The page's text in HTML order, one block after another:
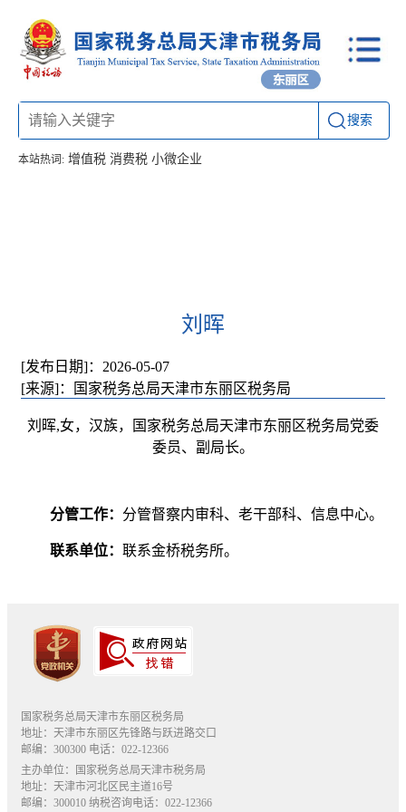
搜索
本站热词: 增值税 消费税 小微企业
刘晖
[发布日期]：2026-05-07
[来源]：国家税务总局天津市东丽区税务局
刘晖,女，汉族，国家税务总局天津市东丽区税务局党委
委员、副局长。
分管工作： 分管督察内审科、老干部科、信息中心。
联系单位：联系金桥税务所。
国家税务总局天津市东丽区税务局
地址：天津市东丽区先锋路与跃进路交口
邮编：300300 电话：022-12366
主办单位：国家税务总局天津市税务局
地址：天津市河北区民主道16号
邮编：300010 纳税咨询电话：022-12366